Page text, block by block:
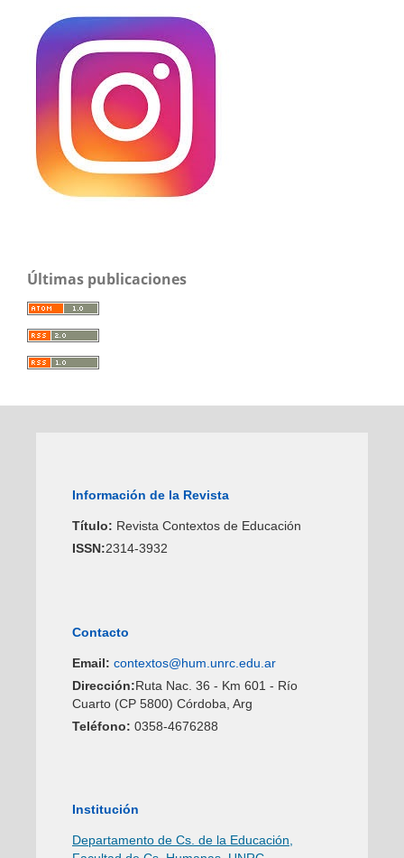
Últimas publicaciones
Información de la Revista
Título: Revista Contextos de Educación
ISSN:2314-3932
Contacto
Email: contextos@hum.unrc.edu.ar
Dirección:Ruta Nac. 36 - Km 601 - Río
Cuarto (CP 5800) Córdoba, Arg
Teléfono: 0358-4676288
Institución
Departamento de Cs. de la Educación,